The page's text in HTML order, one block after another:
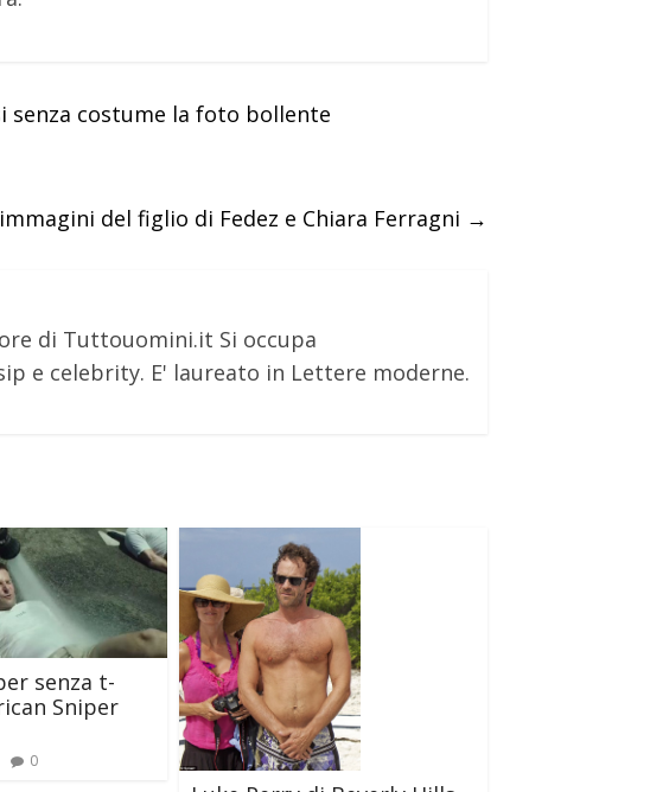
senza costume la foto bollente
del figlio di Fedez e Chiara Ferragni →
di Tuttouomini.it Si occupa
e celebrity. E' laureato in Lettere moderne.
senza t-
Sniper
0